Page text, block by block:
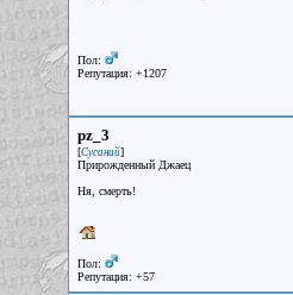
Пол:
Репутация: +1207
pz_3
[Сусаний]
Прирожденный Джаец
Ня, смерть!
Пол:
Репутация: +57